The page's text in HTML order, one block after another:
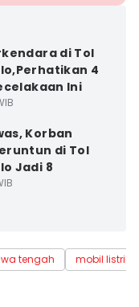
di Tol
4
Ini
Korban
di Tol
Jadi 8
tengah
mobil listrik